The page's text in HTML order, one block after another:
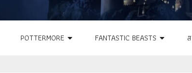
POTTERMORE FANTASTIC BEASTS